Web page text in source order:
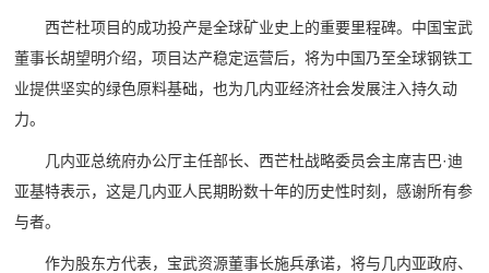
西芒杜项目的成功投产是全球矿业史上的重要里程碑。中国宝武
董事长胡望明介绍，项目达产稳定运营后，将为中国乃至全球钢铁工
业提供坚实的绿色原料基础，也为几内亚经济社会发展注入持久动
力。
几内亚总统府办公厅主任部长、西芒杜战略委员会主席吉巴·迪
亚基特表示，这是几内亚人民期盼数十年的历史性时刻，感谢所有参
与者。
作为股东方代表，宝武资源董事长施兵承诺，将与几内亚政府、